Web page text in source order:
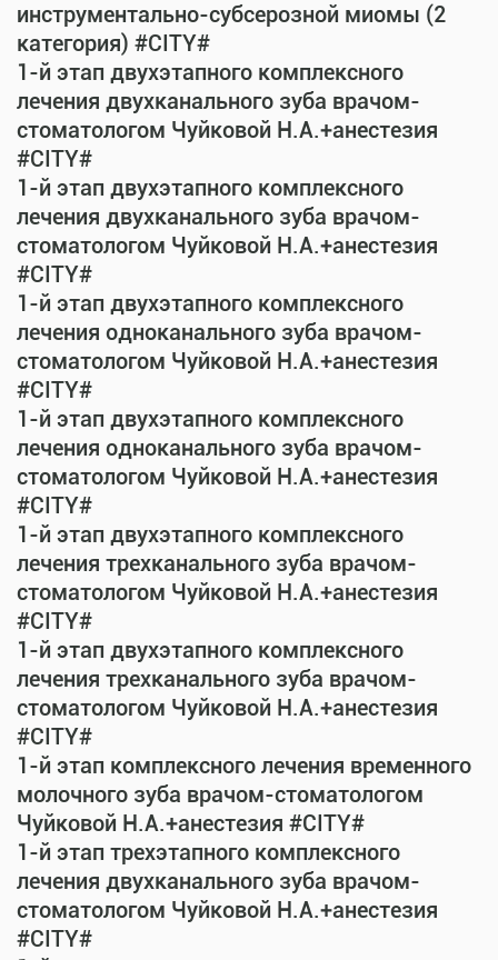
инструментально-субсерозной миомы (2
категория) #CITY#
1-й этап двухэтапного комплексного
лечения двухканального зуба врачом-
стоматологом Чуйковой Н.А.+анестезия
#CITY#
1-й этап двухэтапного комплексного
лечения двухканального зуба врачом-
стоматологом Чуйковой Н.А.+анестезия
#CITY#
1-й этап двухэтапного комплексного
лечения одноканального зуба врачом-
стоматологом Чуйковой Н.А.+анестезия
#CITY#
1-й этап двухэтапного комплексного
лечения одноканального зуба врачом-
стоматологом Чуйковой Н.А.+анестезия
#CITY#
1-й этап двухэтапного комплексного
лечения трехканального зуба врачом-
стоматологом Чуйковой Н.А.+анестезия
#CITY#
1-й этап двухэтапного комплексного
лечения трехканального зуба врачом-
стоматологом Чуйковой Н.А.+анестезия
#CITY#
1-й этап комплексного лечения временного
молочного зуба врачом-стоматологом
Чуйковой Н.А.+анестезия #CITY#
1-й этап трехэтапного комплексного
лечения двухканального зуба врачом-
стоматологом Чуйковой Н.А.+анестезия
#CITY#